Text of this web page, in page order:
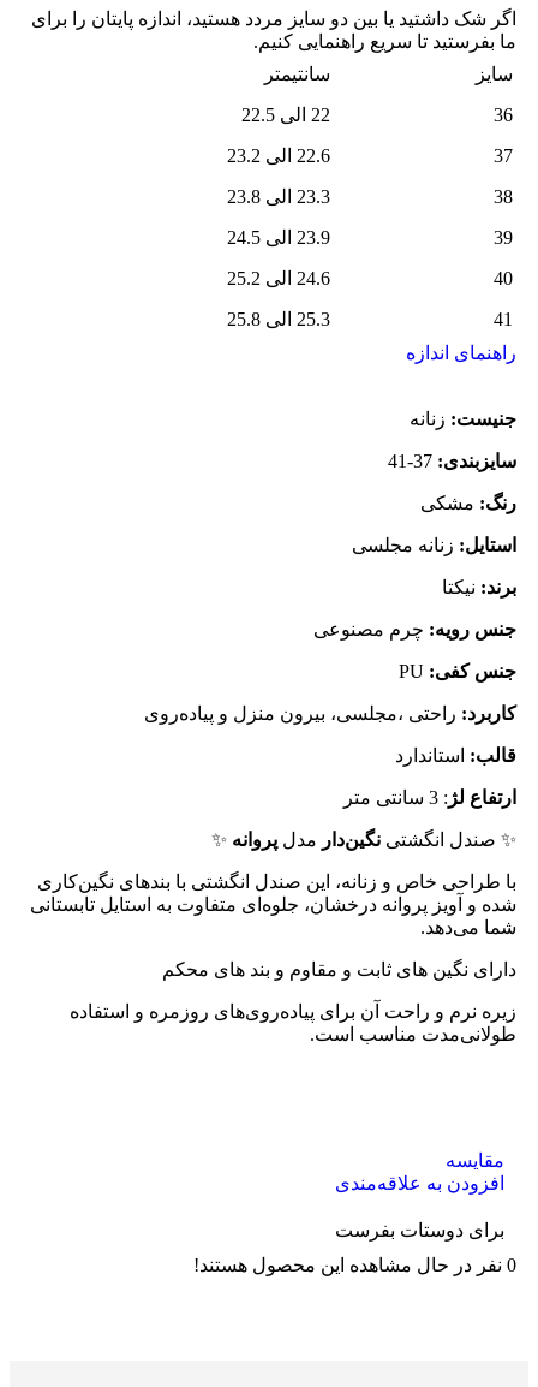
اگر شک داشتید یا بین دو سایز مردد هستید، اندازه پایتان را برای
ما بفرستید تا سریع راهنمایی کنیم.
سایز
سانتیمتر
36
22 الی 22.5
37
22.6 الی 23.2
38
23.3 الی 23.8
39
23.9 الی 24.5
40
24.6 الی 25.2
41
25.3 الی 25.8
راهنمای اندازه
جنیست: زنانه
سایزبندی:
رنگ: مشکی
استایل: زنانه مجلسی
برند: نیکتا
جنس رویه: چرم مصنوعی
جنس کفی:
کاربرد: راحتی ،مجلسی، بیرون منزل و پیاده‌روی
قالب: استاندارد
ارتفاع لژ : 3 سانتی متر
✨ صندل انگشتی نگین‌دار مدل پروانه ✨
با طراحی خاص و زنانه، این صندل انگشتی با بندهای نگین‌کاری
شده و آویز پروانه درخشان، جلوه‌ای متفاوت به استایل تابستانی
شما می‌دهد.
دارای نگین های ثابت و مقاوم و بند های محکم
زیره نرم و راحت آن برای پیاده‌روی‌های روزمره و استفاده
طولانی‌مدت مناسب است.
مقایسه
افزودن به علاقه‌مندی
برای دوستات بفرست
0 نفر در حال مشاهده این محصول هستند!